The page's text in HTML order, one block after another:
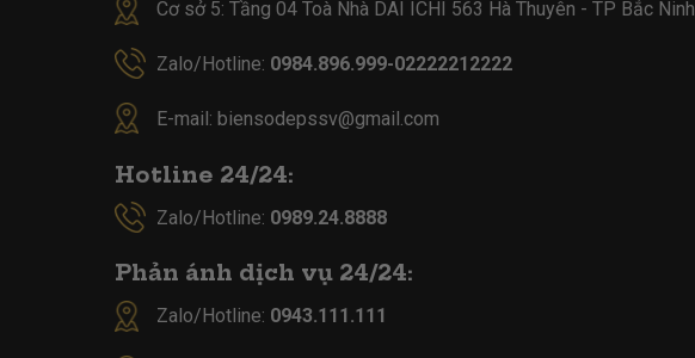
Cơ sở 5: Tầng 04 Toà Nhà DAI ICHI 563 Hà Thuyên - TP Bắc Ninh
Zalo/Hotline: 0984.896.999-02222212222
E-mail: biensodepssv@gmail.com
Hotline 24/24:
Zalo/Hotline: 0989.24.8888
Phản ánh dịch vụ 24/24:
Zalo/Hotline: 0943.111.111